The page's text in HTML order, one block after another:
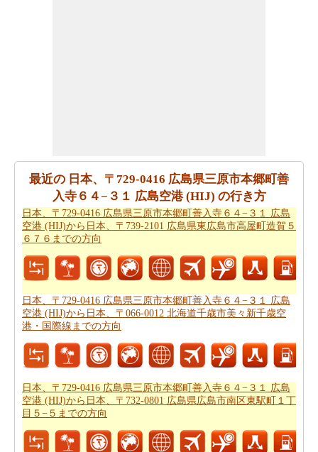
ェックします。
日本、〒729-0416 広島県三原市本郷町善入寺64−３１ 広
島空港 (HIJ)から日本、〒732-0801 広島県広島市南区東駅
町１丁目５−５までの道路のルートプランを使用するとも
あなたはまた、旅行時間を知りたいかもしれません。あ
なたは 日本、〒729-0416 広島県三原市本郷町善入寺６４
−３１ 広島空港 (HIJ)から日本、〒732-0801 広島県広島市
ことができます。これは、あなたに日本、〒729-0416 広
島県三原市本郷町善入寺64−３１ 広島空港 (HIJ)から日
本、〒732-0801 広島県広島市南区東駅町１丁目５−５ま
での駆動過ごすことになりますどのくらいの時間を推定
あなたの旅行を計画するために単一のビューで上記のす
べての情報が必要ですか。
市本郷町善入寺６４−３１ 広島空港 (HIJ)から日本、〒
最近の 日本、〒729-0416 広島県三原市本郷町善
入寺６４−３１ 広島空港 (HIJ) の行き方
日本、〒729-0416 広島県三原市本郷町善入寺６４−３１ 広島
空港 (HIJ)から日本、〒739-2101 広島県東広島市高屋町造賀５
６７６までの方向
日本、〒729-0416 広島県三原市本郷町善入寺６４−３１ 広島
空港 (HIJ)から日本、〒066-0012 北海道千歳市美々新千歳空
港・国際線までの方向
日本、〒729-0416 広島県三原市本郷町善入寺６４−３１ 広島
空港 (HIJ)から日本、〒732-0801 広島県広島市南区東駅町１丁
目５−５までの方向